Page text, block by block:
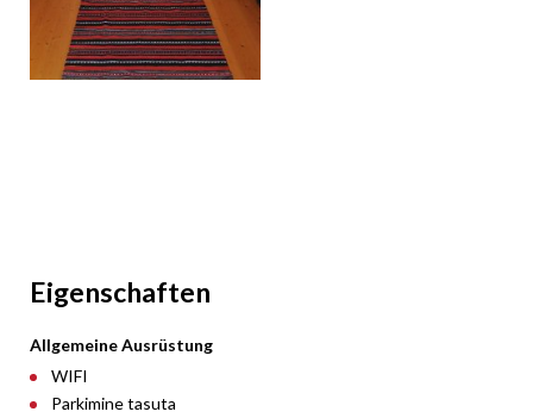
Eigenschaften
Allgemeine Ausrüstung
WIFI
Parkimine tasuta